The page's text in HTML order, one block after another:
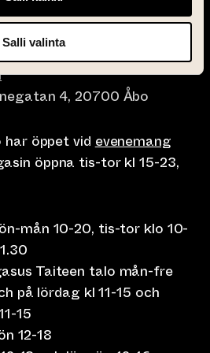
Salli valinta
4, 20700 Åbo
har öppet vid evenemang
öppna tis-tor kl 15-23,
mån 10-20, tis-tor klo 10-
Taiteen talo mån-fre
på lördag kl 11-15 och
15
12-18